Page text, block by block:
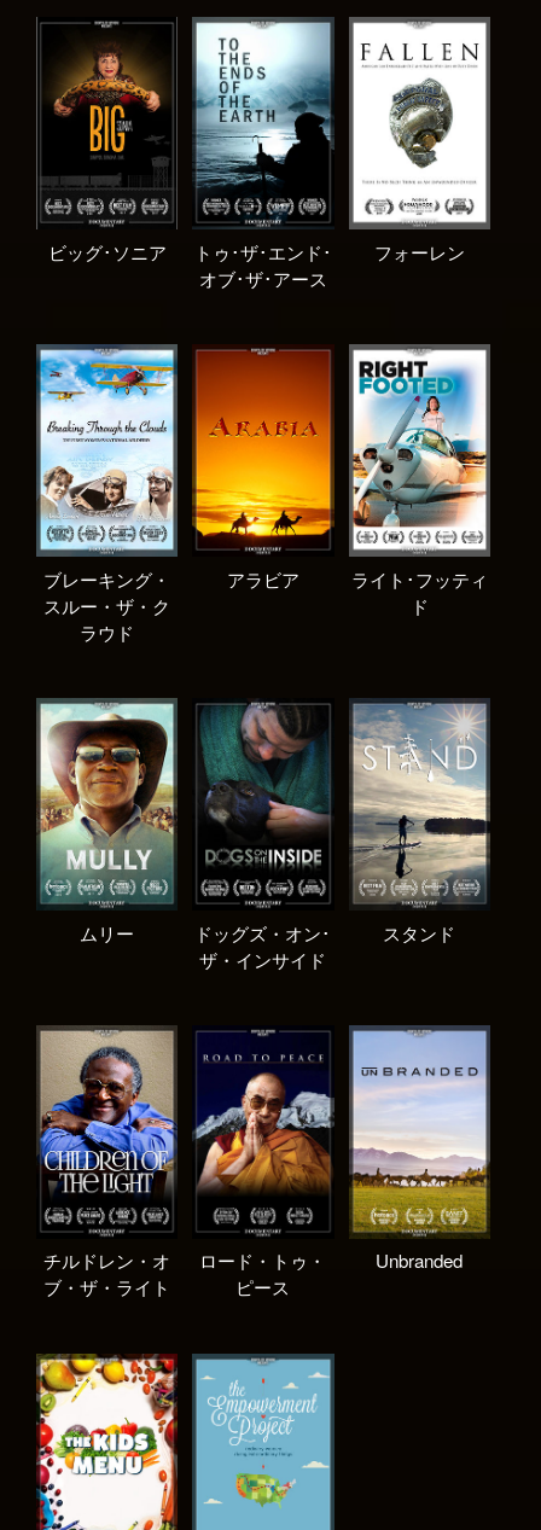
ビッグ･ソニア
トゥ･ザ･エンド･
オブ･ザ･アース
フォーレン
ブレーキング・
スルー・ザ・ク
ラウド
アラビア
ライト･フッティ
ド
ムリー
ドッグズ・オン･
ザ・インサイド
スタンド
チルドレン・オ
ブ・ザ・ライト
ロード・トゥ・
ピース
Unbranded